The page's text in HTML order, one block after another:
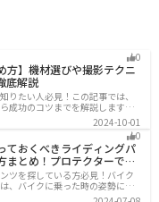
0
方】機材選びや撮影テクニ
底解説
りたい人必見！この記事では、
成功のコツまでを解説します。
るには機材をそろえる必要があ
モトブログを成功させるための
す。
2024-10-01
0
ておくべきライディングパ
まとめ！プロテクターで脚
ツを探している方必見！バイク
、バイクに乗った時の姿勢に最
にバイクに乗ることができま